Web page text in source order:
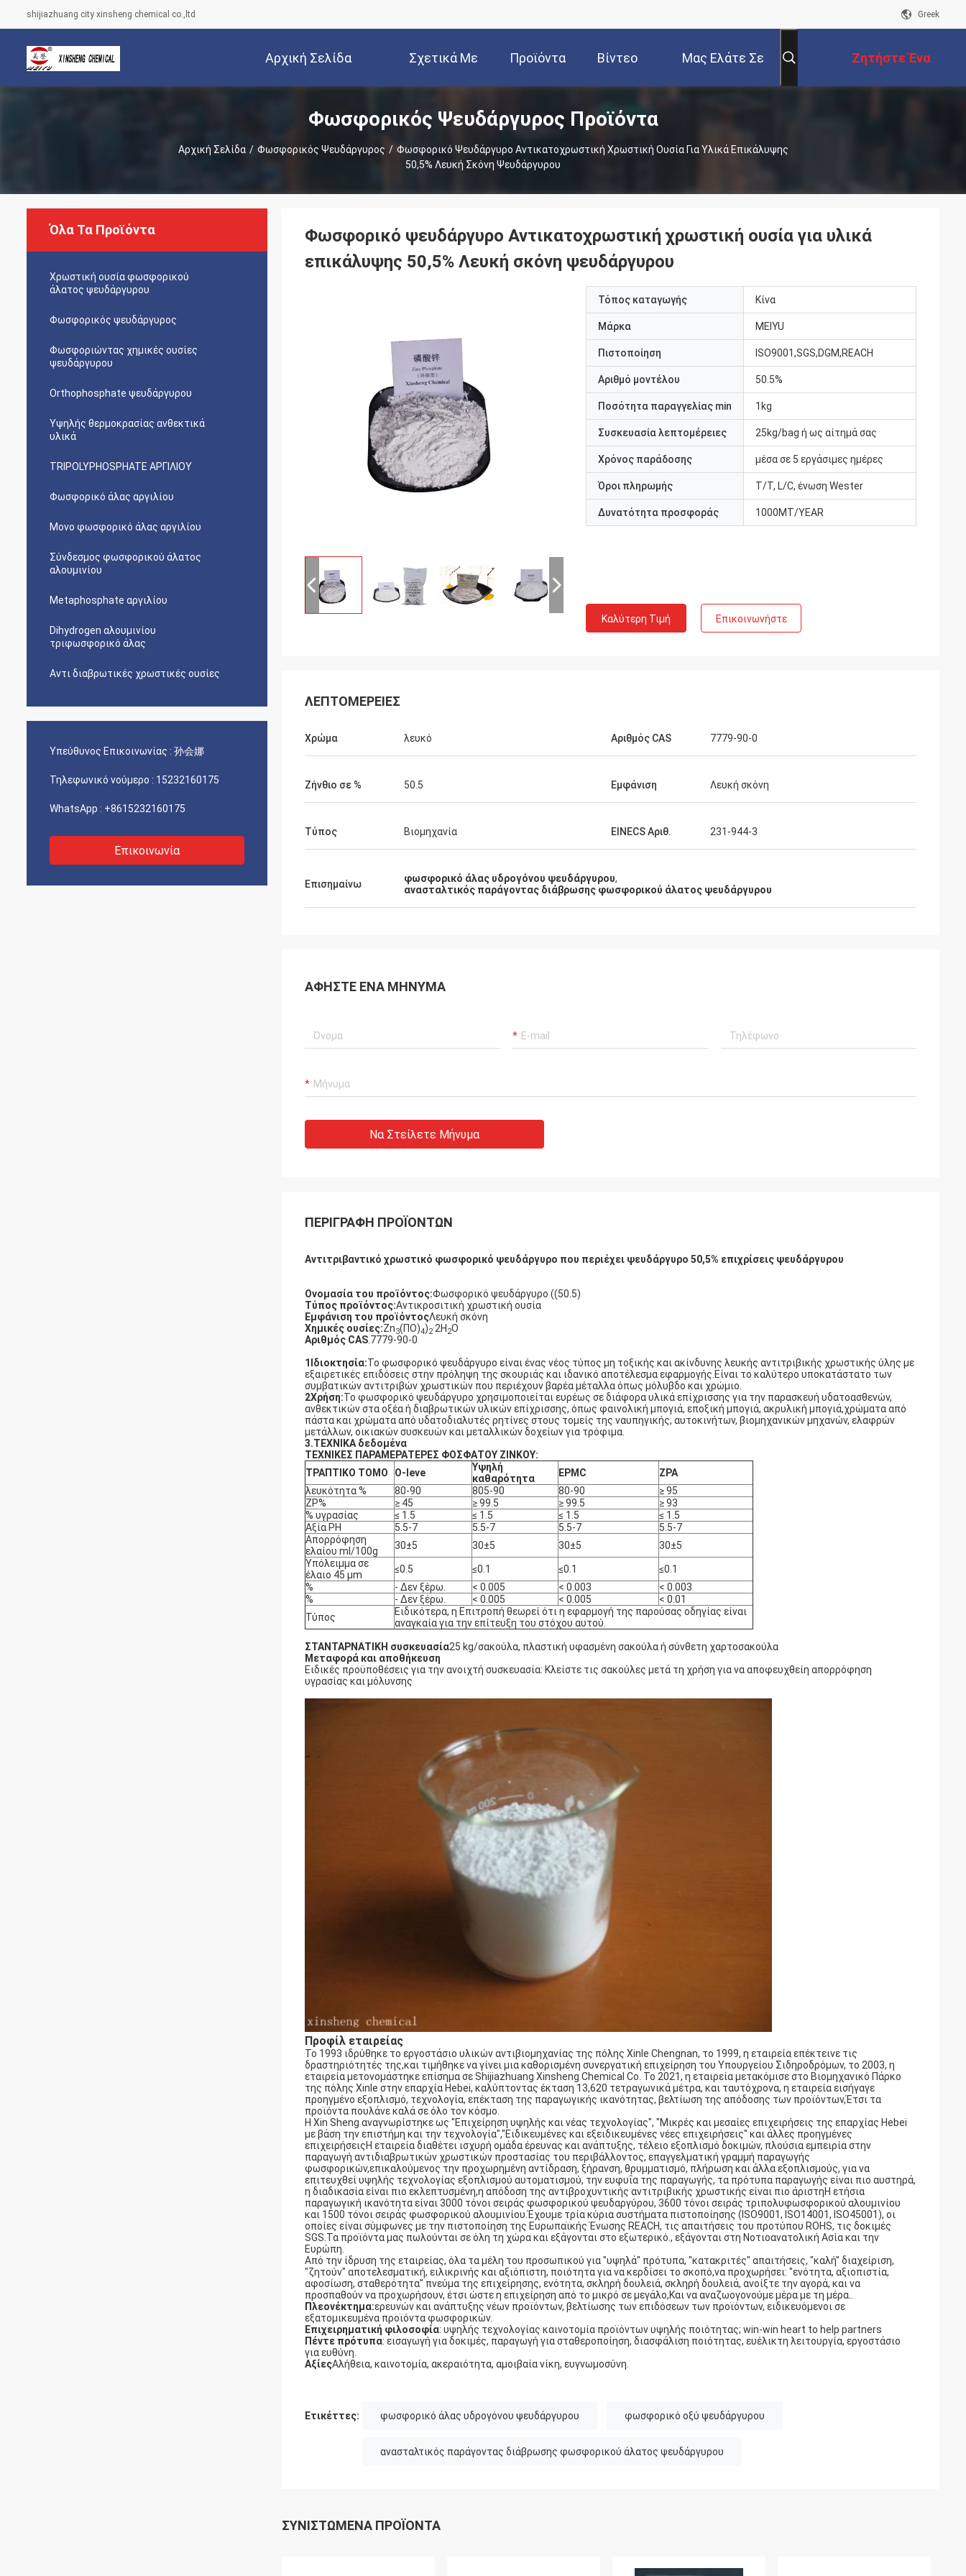
shijiazhuang city xinsheng chemical co.,ltd Greek
Αρχική Σελίδα Σχετικά Με
Εμάς
Προϊόντα Βίντεο Μας Ελάτε Σε Ζητήστε Ένα
Απόσπασμα
Φωσφορικός Ψευδάργυρος Προϊόντα
Αρχική Σελίδα / Φωσφορικός Ψευδάργυρος / Φωσφορικό Ψευδάργυρο Αντικατοχρωστική Χρωστική Ουσία Για Υλικά Επικάλυψης
50,5% Λευκή Σκόνη Ψευδάργυρου
Όλα Τα Προϊόντα
Χρωστική ουσία φωσφορικού
άλατος ψευδάργυρου
Φωσφορικός ψευδάργυρος
Φωσφοριώντας χημικές ουσίες
ψευδάργυρου
Orthophosphate ψευδάργυρου
Υψηλής θερμοκρασίας ανθεκτικά
υλικά
TRIPOLYPHOSPHATE ΑΡΓΙΛΙΟΥ
Φωσφορικό άλας αργιλίου
Μονο φωσφορικό άλας αργιλίου
Σύνδεσμος φωσφορικού άλατος
αλουμινίου
Metaphosphate αργιλίου
Dihydrogen αλουμινίου
τριφωσφορικό άλας
Αντι διαβρωτικές χρωστικές ουσίες
Υπεύθυνος Επικοινωνίας : 孙会娜
Τηλεφωνικό νούμερο : 15232160175
WhatsApp : +8615232160175
Επικοινωνία
Φωσφορικό ψευδάργυρο Αντικατοχρωστική χρωστική ουσία για υλικά
επικάλυψης 50,5% Λευκή σκόνη ψευδάργυρου
Τόπος καταγωγής Κίνα
Μάρκα MEIYU
Πιστοποίηση ISO9001,SGS,DGM,REACH
Αριθμό μοντέλου 50.5%
Ποσότητα παραγγελίας min 1kg
Συσκευασία λεπτομέρειες 25kg/bag ή ως αίτημά σας
Χρόνος παράδοσης μέσα σε 5 εργάσιμες ημέρες
Όροι πληρωμής T/T, L/C, ένωση Wester
Δυνατότητα προσφοράς 1000MT/YEAR
Καλύτερη Τιμή Επικοινωνήστε
ΛΕΠΤΟΜΈΡΕΙΕΣ
Χρώμα λευκό Αριθμός CAS 7779-90-0
Ζήνθιο σε % 50.5 Εμφάνιση Λευκή σκόνη
Τύπος Βιομηχανία EINECS Αριθ. 231-944-3
Επισημαίνω φωσφορικό άλας υδρογόνου ψευδάργυρου,
ανασταλτικός παράγοντας διάβρωσης φωσφορικού άλατος ψευδάργυρου
ΑΦΉΣΤΕ ΈΝΑ ΜΉΝΥΜΑ
Να Στείλετε Μήνυμα
ΠΕΡΙΓΡΑΦΉ ΠΡΟΪΌΝΤΩΝ
Αντιτριβαντικό χρωστικό φωσφορικό ψευδάργυρο που περιέχει ψευδάργυρο 50,5% επιχρίσεις ψευδάργυρου
Ονομασία του προϊόντος:Φωσφορικό ψευδάργυρο ((50.5)
Τύπος προϊόντος:Αντικροσιτική χρωστική ουσία
Εμφάνιση του προϊόντοςΛευκή σκόνη
Χημικές ουσίες:Zn3(ΠΟ)4)2·2H 2Ο
Αριθμός CAS .7779-90-0
1Ιδιοκτησία:Το φωσφορικό ψευδάργυρο είναι ένας νέος τύπος μη τοξικής και ακίνδυνης λευκής αντιτριβικής χρωστικής ύλης με
εξαιρετικές επιδόσεις στην πρόληψη της σκουριάς και ιδανικό αποτέλεσμα εφαρμογής.Είναι το καλύτερο υποκατάστατο των
συμβατικών αντιτριβών χρωστικών που περιέχουν βαρέα μέταλλα όπως μόλυβδο και χρώμιο.
2Χρήση:Το φωσφορικό ψευδάργυρο χρησιμοποιείται ευρέως σε διάφορα υλικά επίχρισσης για την παρασκευή υδατοασθενών,
ανθεκτικών στα οξέα ή διαβρωτικών υλικών επίχρισσης, όπως φαινολική μπογιά, εποξική μπογιά, ακρυλική μπογιά,χρώματα από
πάστα και χρώματα από υδατοδιαλυτές ρητίνες στους τομείς της ναυπηγικής, αυτοκινήτων, βιομηχανικών μηχανών, ελαφρών
μετάλλων, οικιακών συσκευών και μεταλλικών δοχείων για τρόφιμα.
3.ΤΕΧΝΙΚΑ δεδομένα
ΤΕΧΝΙΚΕΣ ΠΑΡΑΜΕΡΑΤΕΡΕΣ ΦΟΣΦΑΤΟΥ ΖΙΝΚΟΥ:
ΤΡΑΠΤΙΚΟ ΤΟΜΟ
O-leve
Υψηλή
καθαρότητα
EPMC
ZPA
λευκότητα %
80-90 805-90 80-90
≥ 95
ZP%
≥ 45 ≥ 99.5 ≥ 99.5
≥ 93
% υγρασίας
≤ 1.5 ≤ 1.5 ≤ 1.5
≤ 1.5
Αξία PH
5.5-7 5.5-7 5.5-7
5.5-7
Απορρόφηση
ελαίου ml/100g
30±5 30±5 30±5
30±5
Υπόλειμμα σε
έλαιο 45 μm
≤0.5 ≤0.1 ≤0.1
≤0.1
%
- Δεν ξέρω. < 0.005 < 0.003
< 0.003
%
- Δεν ξέρω. < 0.005 < 0.005
< 0.01
Τύπος
Ειδικότερα, η Επιτροπή θεωρεί ότι η εφαρμογή της παρούσας οδηγίας είναι
αναγκαία για την επίτευξη του στόχου αυτού.
ΣΤΑΝΤΑΡΝΑΤΙΚΗ συσκευασία25 kg/σακούλα, πλαστική υφασμένη σακούλα ή σύνθετη χαρτοσακούλα
Μεταφορά και αποθήκευση
Ειδικές προϋποθέσεις για την ανοιχτή συσκευασία: Κλείστε τις σακούλες μετά τη χρήση για να αποφευχθείη απορρόφηση
υγρασίας και μόλυνσης
Προφίλ εταιρείας
Το 1993 ιδρύθηκε το εργοστάσιο υλικών αντιβιομηχανίας της πόλης Xinle Chengnan, το 1999, η εταιρεία επέκτεινε τις
δραστηριότητές της,και τιμήθηκε να γίνει μια καθορισμένη συνεργατική επιχείρηση του Υπουργείου Σιδηροδρόμων, το 2003, η
εταιρεία μετονομάστηκε επίσημα σε Shijiazhuang Xinsheng Chemical Co. Το 2021, η εταιρεία μετακόμισε στο Βιομηχανικό Πάρκο
της πόλης Xinle στην επαρχία Hebei, καλύπτοντας έκταση 13,620 τετραγωνικά μέτρα, και ταυτόχρονα, η εταιρεία εισήγαγε
προηγμένο εξοπλισμό, τεχνολογία, επέκταση της παραγωγικής ικανότητας, βελτίωση της απόδοσης των προϊόντων,Έτσι τα
προϊόντα πουλάνε καλά σε όλο τον κόσμο.
Η Xin Sheng αναγνωρίστηκε ως "Επιχείρηση υψηλής και νέας τεχνολογίας", "Μικρές και μεσαίες επιχειρήσεις της επαρχίας Hebei
με βάση την επιστήμη και την τεχνολογία","Ειδικευμένες και εξειδικευμένες νέες επιχειρήσεις" και άλλες προηγμένες
επιχειρήσειςΗ εταιρεία διαθέτει ισχυρή ομάδα έρευνας και ανάπτυξης, τέλειο εξοπλισμό δοκιμών, πλούσια εμπειρία στην
παραγωγή αντιδιαβρωτικών χρωστικών προστασίας του περιβάλλοντος, επαγγελματική γραμμή παραγωγής
φωσφορικών,επικαλούμενος την προχωρημένη αντίδραση, ξήρανση, θρυμματισμό, πλήρωση και άλλα εξοπλισμούς, για να
επιτευχθεί υψηλής τεχνολογίας εξοπλισμού αυτοματισμού, την ευφυΐα της παραγωγής, τα πρότυπα παραγωγής είναι πιο αυστηρά,
η διαδικασία είναι πιο εκλεπτυσμένη,η απόδοση της αντιβροχυντικής αντιτριβικής χρωστικής είναι πιο άριστηΗ ετήσια
παραγωγική ικανότητα είναι 3000 τόνοι σειράς φωσφορικού ψευδαργύρου, 3600 τόνοι σειράς τριπολυφωσφορικού αλουμινίου
και 1500 τόνοι σειράς φωσφορικού αλουμινίου.Έχουμε τρία κύρια συστήματα πιστοποίησης (ISO9001, ISO14001, ISO45001), οι
οποίες είναι σύμφωνες με την πιστοποίηση της Ευρωπαϊκής Ένωσης REACH, τις απαιτήσεις του προτύπου ROHS, τις δοκιμές
SGS.Τα προϊόντα μας πωλούνται σε όλη τη χώρα και εξάγονται στο εξωτερικό., εξάγονται στη Νοτιοανατολική Ασία και την
Ευρώπη.
Από την ίδρυση της εταιρείας, όλα τα μέλη του προσωπικού για "υψηλά" πρότυπα, "κατακριτές" απαιτήσεις, "καλή" διαχείριση,
"ζητούν" αποτελεσματική, ειλικρινής και αξιόπιστη, ποιότητα για να κερδίσει το σκοπό,να προχωρήσει: "ενότητα, αξιοπιστία,
αφοσίωση, σταθερότητα" πνεύμα της επιχείρησης, ενότητα, σκληρή δουλειά, σκληρή δουλειά, ανοίξτε την αγορά, και να
προσπαθούν να προχωρήσουν, έτσι ώστε η επιχείρηση από το μικρό σε μεγάλο,Και να αναζωογονούμε μέρα με τη μέρα..
Πλεονέκτημα:ερευνών και ανάπτυξης νέων προϊόντων, βελτίωσης των επιδόσεων των προϊόντων, ειδικευόμενοι σε
εξατομικευμένα προϊόντα φωσφορικών.
Επιχειρηματική φιλοσοφία: υψηλής τεχνολογίας καινοτομία προϊόντων υψηλής ποιότητας; win-win heart to help partners
Πέντε πρότυπα: εισαγωγή για δοκιμές, παραγωγή για σταθεροποίηση, διασφάλιση ποιότητας, ευέλικτη λειτουργία, εργοστάσιο
για ευθύνη.
ΑξίεςΑλήθεια, καινοτομία, ακεραιότητα, αμοιβαία νίκη, ευγνωμοσύνη.
Ετικέττες: φωσφορικό άλας υδρογόνου ψευδάργυρου φωσφορικό οξύ ψευδάργυρου
ανασταλτικός παράγοντας διάβρωσης φωσφορικού άλατος ψευδάργυρου
ΣΥΝΙΣΤΏΜΕΝΑ ΠΡΟΪΌΝΤΑ